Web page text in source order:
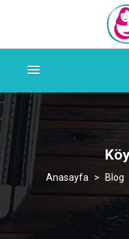
> Blog